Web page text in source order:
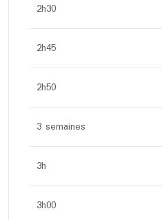
2h30
2h45
2h50
3 semaines
3h
3h00